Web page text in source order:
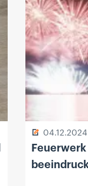
04.12.2024